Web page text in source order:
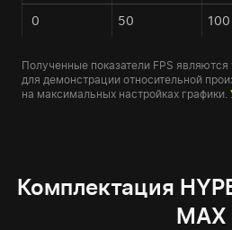
0
50 100
Полученные показатели FPS
для демонстрации относительной
на максимальных настройках графики.
Комплектация
MAX